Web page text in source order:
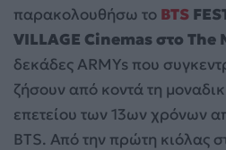
παρακολουθήσω το BTS
VILLAGE Cinemasστο The
δεκάδες ARMYs που
ζήσουν από κοντά τη
επετείου των 13ων χρόνων
BTS. Από την πρώτη κιόλας